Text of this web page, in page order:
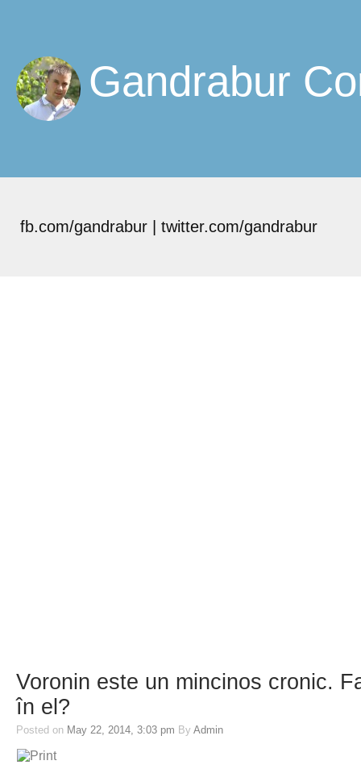
Gandrabur
fb.com/gandrabur | twitter.com/gandrabur
Voronin este un mincinos cronic.
în el?
Posted on May 22, 2014, 3:03 pm By Admin